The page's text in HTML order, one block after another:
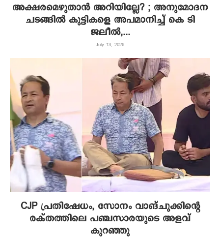
അക്ഷരമെഴുതാൻ അറിയില്ലേ? ; അനുമോദന
ചടങ്ങിൽ കുട്ടികളെ അപമാനിച്ച് കെ ടി
ജലീൽ,...
July 13, 2026
CJP പ്രതിഷേധം, സോനം വാങ്ചുക്കിന്റെ
രക്തത്തിലെ പഞ്ചസാരയുടെ അളവ്
കുറഞ്ഞു